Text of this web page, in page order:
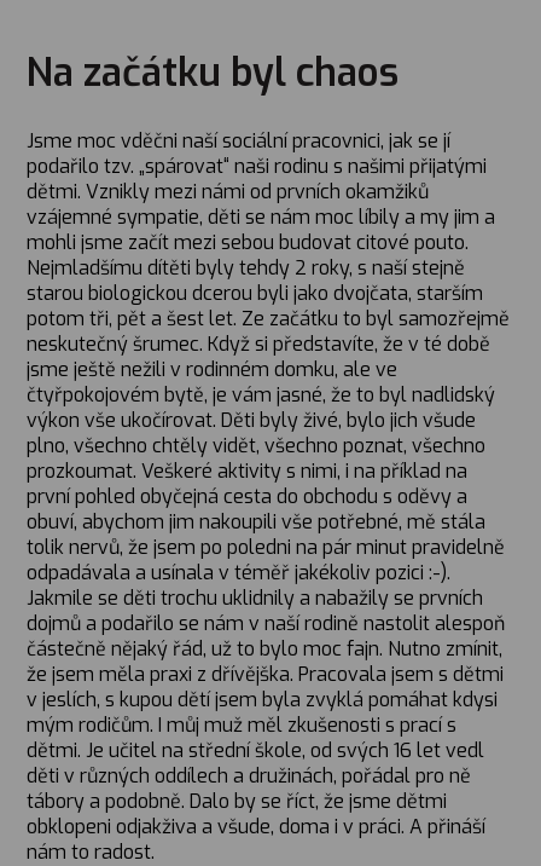
Na začátku byl chaos
Jsme moc vděčni naší sociální pracovnici, jak se jí
podařilo tzv. „spárovat“ naši rodinu s našimi přijatými
dětmi. Vznikly mezi námi od prvních okamžiků
vzájemné sympatie, děti se nám moc líbily a my jim a
mohli jsme začít mezi sebou budovat citové pouto.
Nejmladšímu dítěti byly tehdy 2 roky, s naší stejně
starou biologickou dcerou byli jako dvojčata, starším
potom tři, pět a šest let. Ze začátku to byl samozřejmě
neskutečný šrumec. Když si představíte, že v té době
jsme ještě nežili v rodinném domku, ale ve
čtyřpokojovém bytě, je vám jasné, že to byl nadlidský
výkon vše ukočírovat. Děti byly živé, bylo jich všude
plno, všechno chtěly vidět, všechno poznat, všechno
prozkoumat. Veškeré aktivity s nimi, i na příklad na
první pohled obyčejná cesta do obchodu s oděvy a
obuví, abychom jim nakoupili vše potřebné, mě stála
tolik nervů, že jsem po poledni na pár minut pravidelně
odpadávala a usínala v téměř jakékoliv pozici :-).
Jakmile se děti trochu uklidnily a nabažily se prvních
dojmů a podařilo se nám v naší rodině nastolit alespoň
částečně nějaký řád, už to bylo moc fajn. Nutno zmínit,
že jsem měla praxi z dřívějška. Pracovala jsem s dětmi
v jeslích, s kupou dětí jsem byla zvyklá pomáhat kdysi
mým rodičům. I můj muž měl zkušenosti s prací s
dětmi. Je učitel na střední škole, od svých 16 let vedl
děti v různých oddílech a družinách, pořádal pro ně
tábory a podobně. Dalo by se říct, že jsme dětmi
obklopeni odjakživa a všude, doma i v práci. A přináší
nám to radost.